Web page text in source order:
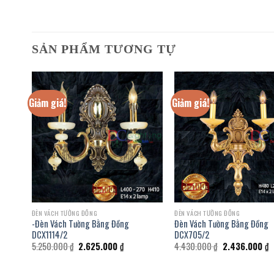
SẢN PHẨM TƯƠNG TỰ
Giảm giá!
ĐÈN VÁCH TƯỜNG ĐỒNG
-Đèn Vách Tường Bằng Đồng
DCX1114/2
5.250.000₫ Giá
gốc
2.625.000₫Giá
Giảm giá!
ĐÈN VÁCH TƯỜNG ĐỒNG
Đèn Vách Tường Bằng Đồng
DCX705/2
4.430.000₫ Giá
gốc
2.436.000₫Giá